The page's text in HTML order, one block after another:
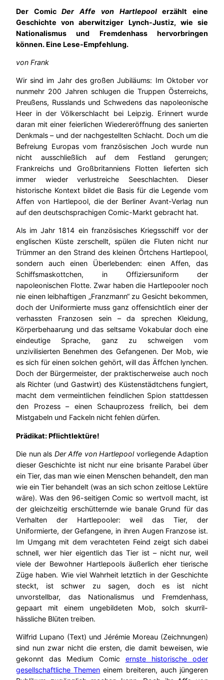
Der ComicDer Affe von Hartlepoolerzählt eine
Geschichte von aberwitziger Lynch-Justiz, wie sie
Nationalismus und Fremdenhass hervorbringen
können. Eine Lese-Empfehlung.
von Frank
Wir sind im Jahr des großen Jubiläums: Im Oktober vor
nunmehr 200 Jahren schlugen die Truppen Österreichs,
Preußens, Russlands und Schwedens das napoleonische
Heer in der Völkerschlacht bei Leipzig. Erinnert wurde
daran mit einer feierlichen Wiedereröffnung des sanierten
Denkmals – und der nachgestellten Schlacht. Doch um die
Befreiung Europas vom französischen Joch wurde nun
nicht ausschließlich auf dem Festland gerungen;
Frankreichs und Großbritanniens Flotten lieferten sich
immer wieder verlustreiche Seeschlachten. Dieser
historische Kontext bildet die Basis für die Legende vom
Affen von Hartlepool, die der Berliner Avant-Verlag nun
auf den deutschsprachigen Comic-Markt gebracht hat.
Als im Jahr 1814 ein französisches Kriegsschiff vor der
englischen Küste zerschellt, spülen die Fluten nicht nur
Trümmer an den Strand des kleinen Örtchens Hartlepool,
sondern auch einen Überlebenden: einen Affen, das
Schiffsmaskottchen, in Offiziersuniform der
napoleonischen Flotte. Zwar haben die Hartlepooler noch
nie einen leibhaftigen „Franzmann“ zu Gesicht bekommen,
doch der Uniformierte muss ganz offensichtlich einer der
verhassten Franzosen sein – da sprechen Kleidung,
Körperbehaarung und das seltsame Vokabular doch eine
eindeutige Sprache, ganz zu schweigen vom
unzivilisierten Benehmen des Gefangenen. Der Mob, wie
es sich für einen solchen gehört, will das Äffchen lynchen.
Doch der Bürgermeister, der praktischerweise auch noch
als Richter (und Gastwirt) des Küstenstädtchens fungiert,
macht dem vermeintlichen feindlichen Spion stattdessen
den Prozess – einen Schauprozess freilich, bei dem
Mistgabeln und Fackeln nicht fehlen dürfen.
Prädikat: Pflichtlektüre!
Die nun als Der Affe von Hartlepoolvorliegende Adaption
dieser Geschichte ist nicht nur eine brisante Parabel über
ein Tier, das man wie einen Menschen behandelt, den man
wie ein Tier behandelt (was an sich schon zeitlose Lektüre
wäre). Was den 96-seitigen Comic so wertvoll macht, ist
der gleichzeitig erschütternde wie banale Grund für das
Verhalten der Hartlepooler: weil das Tier, der
Uniformierte, der Gefangene, in ihren Augen Franzose ist.
Im Umgang mit dem verachteten Feind zeigt sich dabei
schnell, wer hier eigentlich das Tier ist – nicht nur, weil
viele der Bewohner Hartlepools äußerlich eher tierische
Züge haben. Wie viel Wahrheit letztlich in der Geschichte
steckt, ist schwer zu sagen, doch es ist nicht
unvorstellbar, das Nationalismus und Fremdenhass,
gepaart mit einem ungebildeten Mob, solch skurril-
hässliche Blüten treiben.
Wilfrid Lupano (Text) und Jérémie Moreau (Zeichnungen)
sind nun zwar nicht die ersten, die damit beweisen, wie
gekonnt das Medium Comic ernste historische oder
gesellschaftliche Themen einem breiteren, auch jüngeren